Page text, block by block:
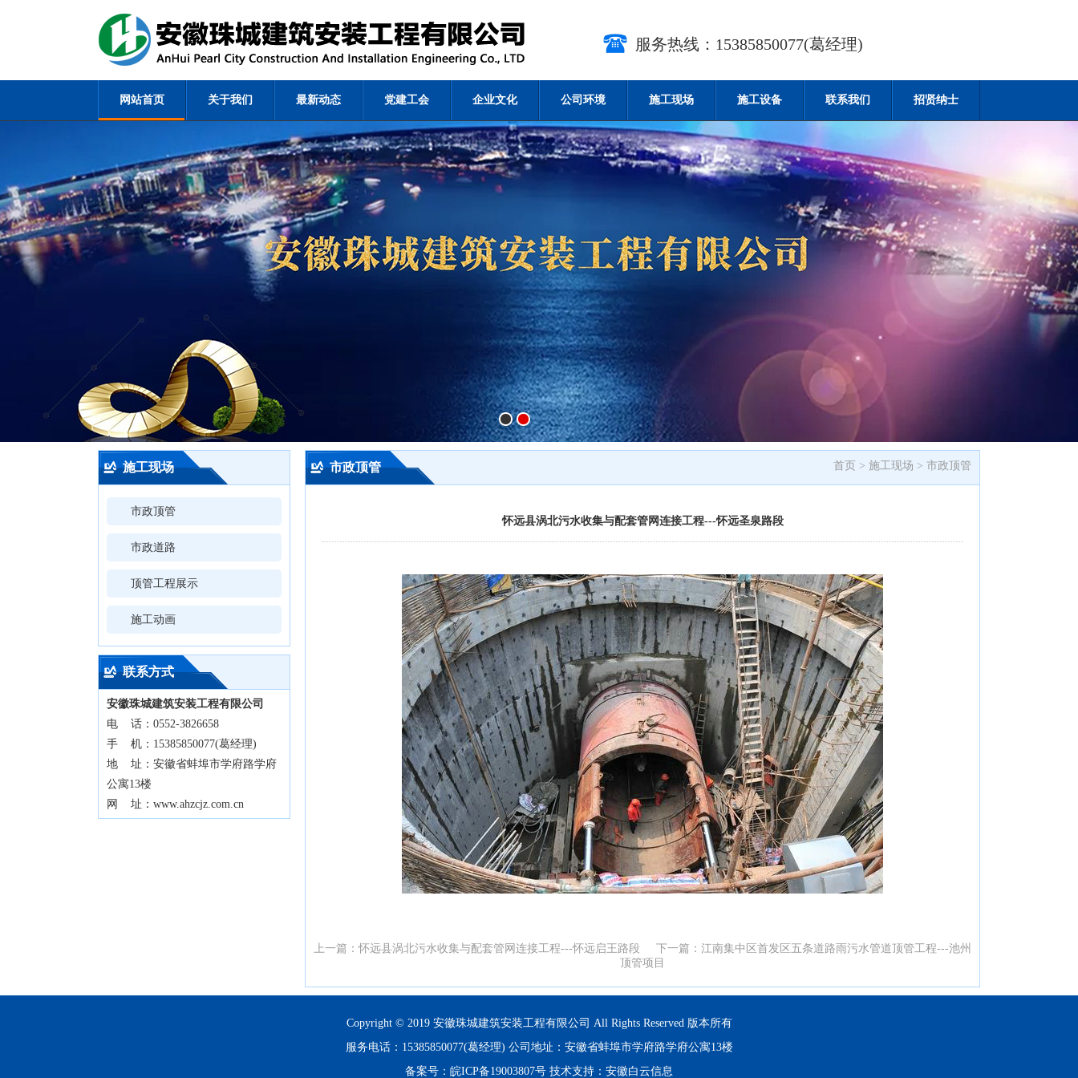
服务热线：15385850077(葛经理)
网站首页 关于我们 最新动态 党建工会 企业文化 公司环境 施工现场 施工设备 联系我们 招贤纳士
施工现场
市政顶管
市政道路
顶管工程展示
施工动画
联系方式
安徽珠城建筑安装工程有限公司
电 话：0552-3826658
手 机：15385850077(葛经理)
地 址：安徽省蚌埠市学府路学府
公寓13楼
网 址：www.ahzcjz.com.cn
市政顶管 首页 > 施工现场 > 市政顶管
怀远县涡北污水收集与配套管网连接工程---怀远圣泉路段
上一篇：怀远县涡北污水收集与配套管网连接工程---怀远启王路段 下一篇： 江南集中区首发区五条道路雨污水管道顶管工程---池州
顶管项目
Copyright © 2019 安徽珠城建筑安装工程有限公司 All Rights Reserved 版本所有
服务电话：15385850077(葛经理) 公司地址：安徽省蚌埠市学府路学府公寓13楼
备案号： 皖ICP备19003807号 技术支持： 安徽白云信息